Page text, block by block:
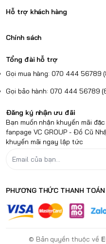
Hỗ trợ khách hàng
Chính sách
Tổng đài hỗ trợ
Gọi mua hàng: 070 444 56789
Gọi bảo hành: 070 444 56789
Đăng ký nhận ưu đãi
Bạn muốn nhận khuyến mãi
fanpage VC GROUP - Đồ Cũ
khuyến mãi ngay lập tức
PHƯƠNG THỨC THANH TOÁN
© Bản quyền thuộc về